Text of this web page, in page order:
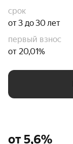
срок
от 3 до 30 лет
первый взнос
от 20,01%
от 5,6%